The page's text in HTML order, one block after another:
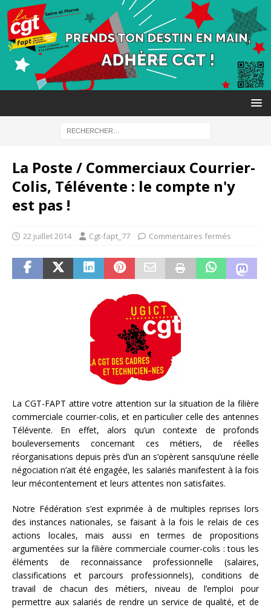
La Poste / Commerciaux Courrier-
Colis, Télévente : le compte n'y
est pas !
22 juillet 2014 Cgt-fapt_77 Commentaires fermés
La CGT-FAPT attire votre attention sur la situation de la filière
commerciale courrier-colis, et en particulier celle des antennes
Télévente. En effet, alors qu’un contexte de profonds
bouleversements concernant ces métiers, de réelles
réorganisations depuis près d’un an s’opèrent sansqu’une réelle
négociation n’ait été engagée, les salariés manifestent à la fois
leur mécontentement et leurs attentes non satisfaites.
Notre Fédération s’est exprimée à de multiples reprises lors
des instances nationales, se faisant à la fois le relais de ces
actions locales, mais aussi en termes de propositions
argumentées sur la filière commerciale courrier-colis : tous les
éléments de reconnaissance professionnelle (salaires,
classifications et parcours professionnels), conditions de
travail de chacun des métiers, niveau de l’emploi pour
permettre aux salariés de rendre un service de qualité, et de